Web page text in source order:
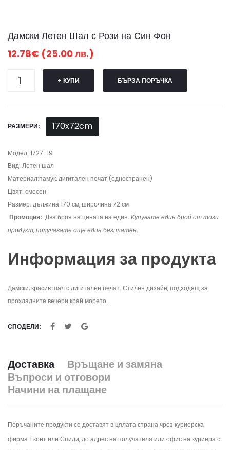
Дамски Летен Шал с Рози на Син Фон
12.78€ (25.00 лв.)
+ КУПИ БЪРЗА ПОРЪЧКА
РАЗМЕРИ: 170x72cm
Модел: 1727-19
Вид: Летен шал
Материал:памук, дигитален печат (едностранен)
Цвят: смесен
Размер: дължина 170 см, широчина 72 см
Промоция: Два броя на цената на един. Купувате един брой от този
продукт, получавате още един безплатен.
Информация за продукта
Дамски, красив шал с дигитален печат. Стилен дизайн, подходящ за
прохладните вечери край морето.
СПОДЕЛИ:
Доставка
Връщане и замяна
Въпроси и отговори
Начини на плащане
Поръчаните продукти се доставят в цялата страна чрез куриерска
фирма Еконт или Спиди, до адрес на получателя или офис на куриера с